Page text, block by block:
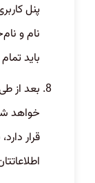
پنل
نام و
باید
بعد از
خواهد
قرار